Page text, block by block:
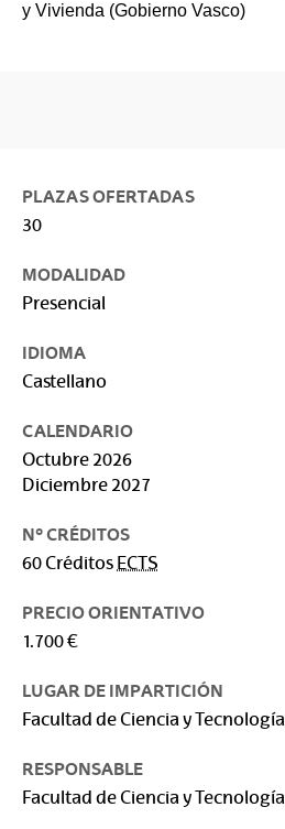
y Vivienda (Gobierno Vasco)
PLAZAS OFERTADAS
30
MODALIDAD
Presencial
IDIOMA
Castellano
CALENDARIO
Octubre 2026
Diciembre 2027
Nº CRÉDITOS
60 Créditos ECTS
PRECIO ORIENTATIVO
1.700 €
LUGAR DE IMPARTICIÓN
Facultad de Ciencia y Tecnología
RESPONSABLE
Facultad de Ciencia y Tecnología